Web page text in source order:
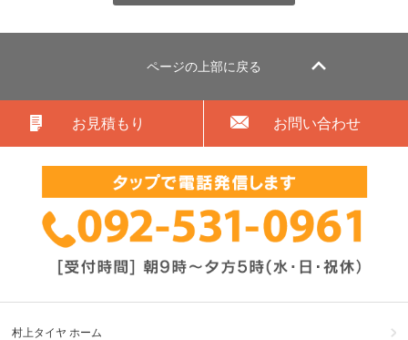
ページの上部に戻る
お見積もり お問い合わせ
村上タイヤ ホーム